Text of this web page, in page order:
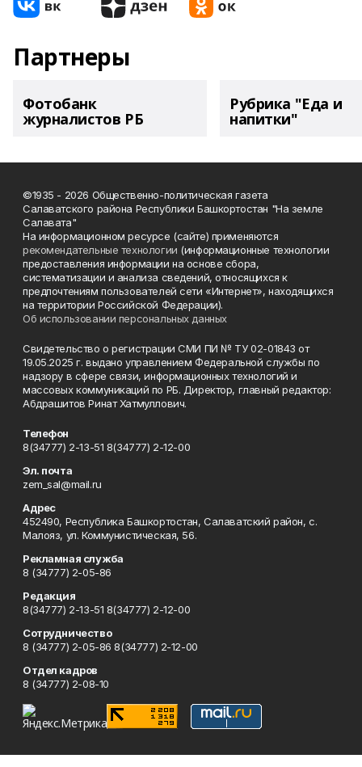
Партнеры
Фотобанк
журналистов РБ
Рубрика "Еда и
напитки"
©1935 - 2026 Общественно-политическая газета
Салаватского района Республики Башкортостан "На земле
Салавата"
На информационном ресурсе (сайте) применяются
рекомендательные технологии (информационные технологии
предоставления информации на основе сбора,
систематизации и анализа сведений, относящихся к
предпочтениям пользователей сети «Интернет», находящихся
на территории Российской Федерации).
Об использовании персональных данных
Свидетельство о регистрации СМИ ПИ № ТУ 02-01843 от
19.05.2025 г. выдано управлением Федеральной службы по
надзору в сфере связи, информационных технологий и
массовых коммуникаций по РБ. Директор, главный редактор:
Абдрашитов Ринат Хатмуллович.
Телефон
8(34777) 2-13-51 8(34777) 2-12-00
Эл. почта
zem_sal@mail.ru
Адрес
452490, Республика Башкортостан, Салаватский район, с.
Малояз, ул. Коммунистическая, 56.
Рекламная служба
8 (34777) 2-05-86
Редакция
8(34777) 2-13-51 8(34777) 2-12-00
Сотрудничество
8 (34777) 2-05-86 8(34777) 2-12-00
Отдел кадров
8 (34777) 2-08-10